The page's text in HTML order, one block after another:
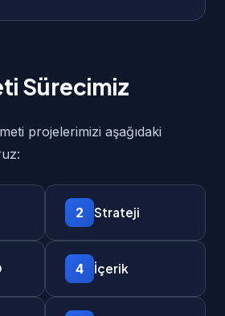
Sürecimiz
projelerimizi aşağıdaki
2 Strateji
4 İçerik